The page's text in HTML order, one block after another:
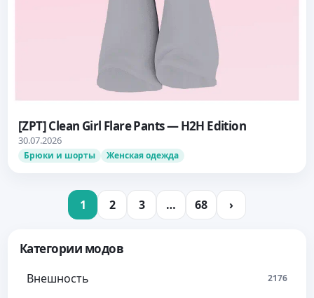
Категории модов
Внешность 2176
[ZPT] Clean Girl Flare Pants — H2H Edition
30.07.2026
Брюки и шорты Женская одежда
1 2 3 … 68 ›